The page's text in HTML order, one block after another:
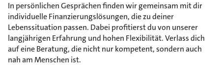
In persönlichen Gesprächen finden wir gemeinsam mit dir
individuelle Finanzierungslösungen, die zu deiner
Lebenssituation passen. Dabei profitierst du von unserer
langjährigen Erfahrung und hohen Flexibilität. Verlass dich
auf eine Beratung, die nicht nur kompetent, sondern auch
nah am Menschen ist.